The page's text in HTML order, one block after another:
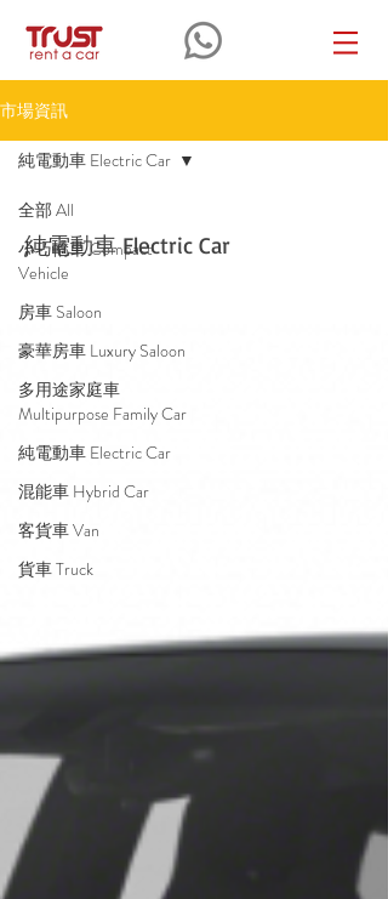
市場資訊
全部 All
小巧轎車 Compact
Vehicle
房車 Saloon
豪華房車 Luxury Saloon
多用途家庭車
Multipurpose Family Car
純電動車 Electric Car
混能車 Hybrid Car
客貨車 Van
貨車 Truck
純電動車 Electric Car
純電動車 Electric Car